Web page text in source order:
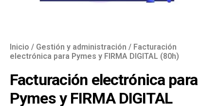
Inicio / Gestión y administración / Facturación
electrónica para Pymes y FIRMA DIGITAL (80h)
Facturación electrónica para
Pymes y FIRMA DIGITAL